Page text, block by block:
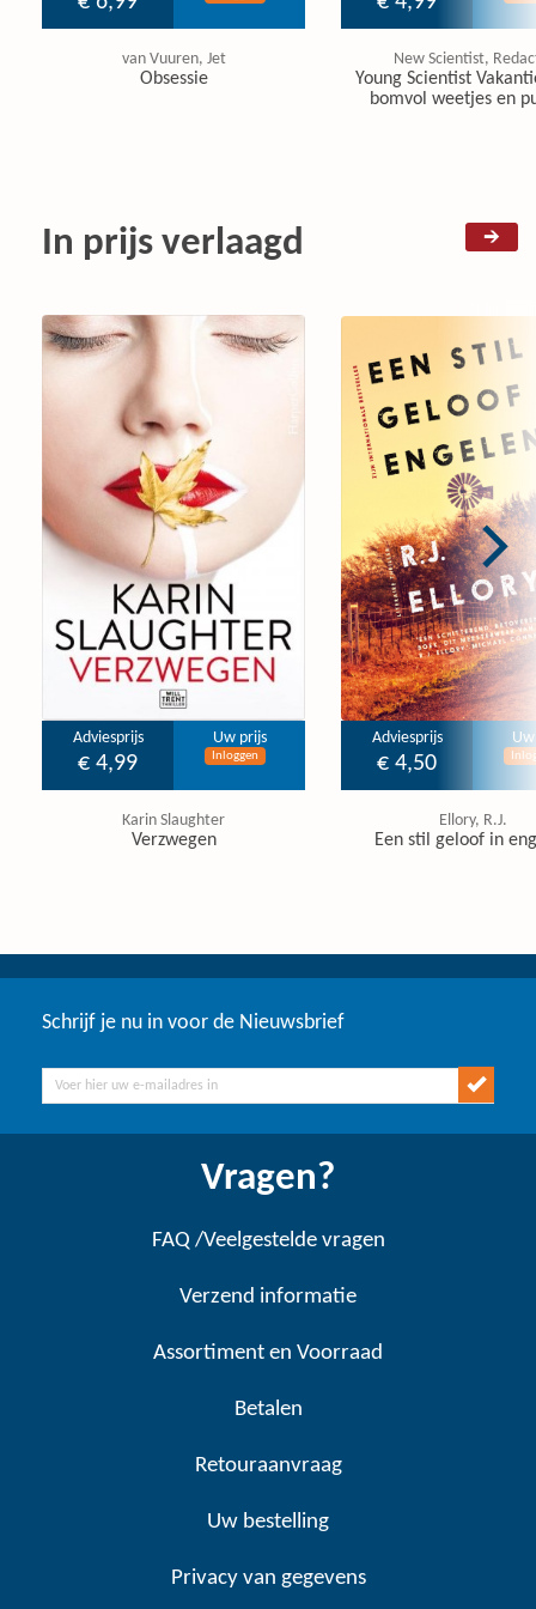
van Vuuren, Jet
Obsessie
New Scientist,
Young Scientist
bomvol weetjes en
In prijs verlaagd
Adviesprijs
€ 4,99
Uw prijs
Inloggen
Karin Slaughter
Verzwegen
Adviesprijs
€ 4,50
Ellory, R.J.
Een stil geloof in
Schrijf je nu in voor de Nieuwsbrief
Vragen?
FAQ /Veelgestelde vragen
Verzend informatie
Assortiment en Voorraad
Betalen
Retouraanvraag
Uw bestelling
Privacy van gegevens